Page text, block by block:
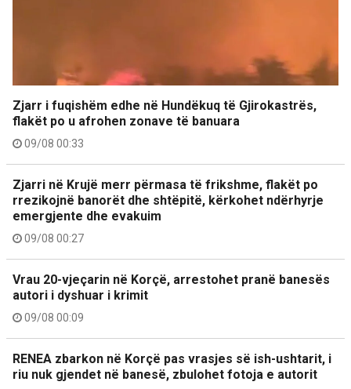
Zjarr i fuqishëm edhe në Hundëkuq të Gjirokastrës,
flakët po u afrohen zonave të banuara
09/08 00:33
Zjarri në Krujë merr përmasa të frikshme, flakët po
rrezikojnë banorët dhe shtëpitë, kërkohet ndërhyrje
emergjente dhe evakuim
09/08 00:27
Vrau 20-vjeçarin në Korçë, arrestohet pranë banesës
autori i dyshuar i krimit
09/08 00:09
RENEA zbarkon në Korçë pas vrasjes së ish-ushtarit, i
riu nuk gjendet në banesë, zbulohet fotoja e autorit